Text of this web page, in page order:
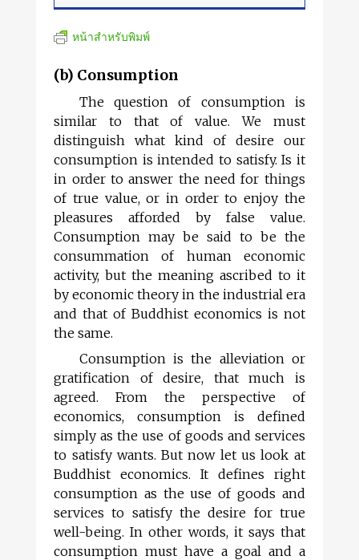
หน้าสำหรับพิมพ์
(b) Consumption
The question of consumption is
similar to that of value. We must
distinguish what kind of desire our
consumption is intended to satisfy. Is it
in order to answer the need for things
of true value, or in order to enjoy the
pleasures afforded by false value.
Consumption may be said to be the
consummation of human economic
activity, but the meaning ascribed to it
by economic theory in the industrial era
and that of Buddhist economics is not
the same.
Consumption is the alleviation or
gratification of desire, that much is
agreed. From the perspective of
economics, consumption is defined
simply as the use of goods and services
to satisfy wants. But now let us look at
Buddhist economics. It defines right
consumption as the use of goods and
services to satisfy the desire for true
well-being. In other words, it says that
consumption must have a goal and a